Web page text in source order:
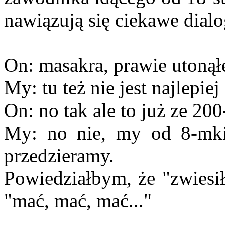
nawiązują się ciekawe
On: masakra, prawie
My: tu też nie jest najlepiej
On: no tak ale to już ze
My: no nie, my od 8-
przedzieramy.
Powiedziałbym, że
"mać, mać, mać..."